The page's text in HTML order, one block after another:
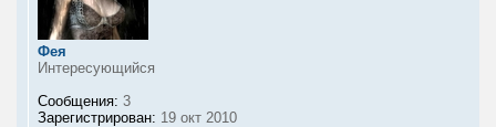
Фея
Интересующийся
Сообщения: 3
Зарегистрирован: 19 окт 2010